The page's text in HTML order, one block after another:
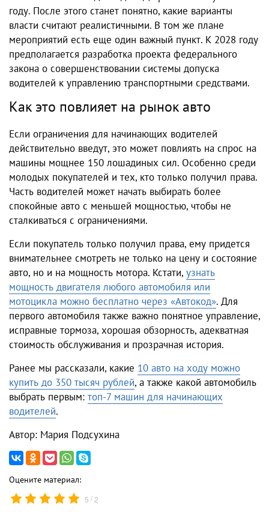
году. После этого станет понятно, какие варианты
власти считают реалистичными. В том же плане
мероприятий есть еще один важный пункт. К 2028 году
предполагается разработка проекта федерального
закона о совершенствовании системы допуска
водителей к управлению транспортными средствами.
Как это повлияет на рынок авто
Если ограничения для начинающих водителей
действительно введут, это может повлиять на спрос на
машины мощнее 150 лошадиных сил. Особенно среди
молодых покупателей и тех, кто только получил права.
Часть водителей может начать выбирать более
спокойные авто с меньшей мощностью, чтобы не
сталкиваться с ограничениями.
Если покупатель только получил права, ему придется
внимательнее смотреть не только на цену и состояние
авто, но и на мощность мотора. Кстати, узнать
мощность двигателя любого автомобиля или
мотоцикла можно бесплатно через «Автокод». Для
первого автомобиля также важно понятное управление,
исправные тормоза, хорошая обзорность, адекватная
стоимость обслуживания и прозрачная история.
Ранее мы рассказали, какие 10 авто на ходу можно
купить до 350 тысяч рублей, а также какой автомобиль
выбрать первым: топ-7 машин для начинающих
водителей.
Автор: Мария Подсухина
Оцените материал:
5 /2